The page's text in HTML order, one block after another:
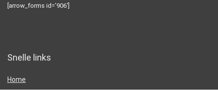
[arrow_forms id=’906′]
Snelle links
Home